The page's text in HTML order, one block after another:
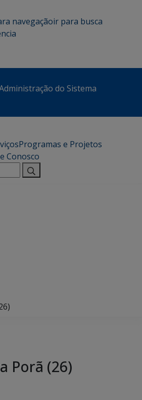
navegaçãoir para busca
do Sistema
Programas e Projetos
Conosco
Porã (26)